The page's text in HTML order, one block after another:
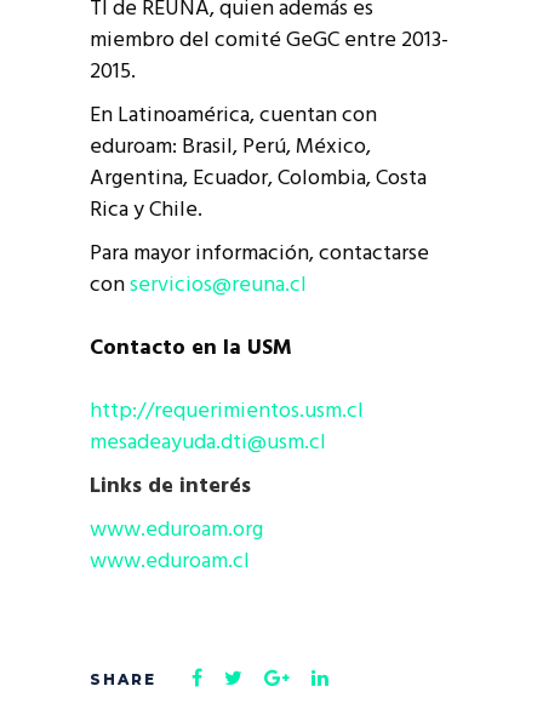
TI de REUNA, quien además es
miembro del comité GeGC entre 2013-
2015.
En Latinoamérica, cuentan con
eduroam: Brasil, Perú, México,
Argentina, Ecuador, Colombia, Costa
Rica y Chile.
Para mayor información, contactarse
conservicios@reuna.cl
Contacto en la USM
http://requerimientos.usm.cl
mesadeayuda.dti@usm.cl
Links de interés
www.eduroam.org
www.eduroam.cl